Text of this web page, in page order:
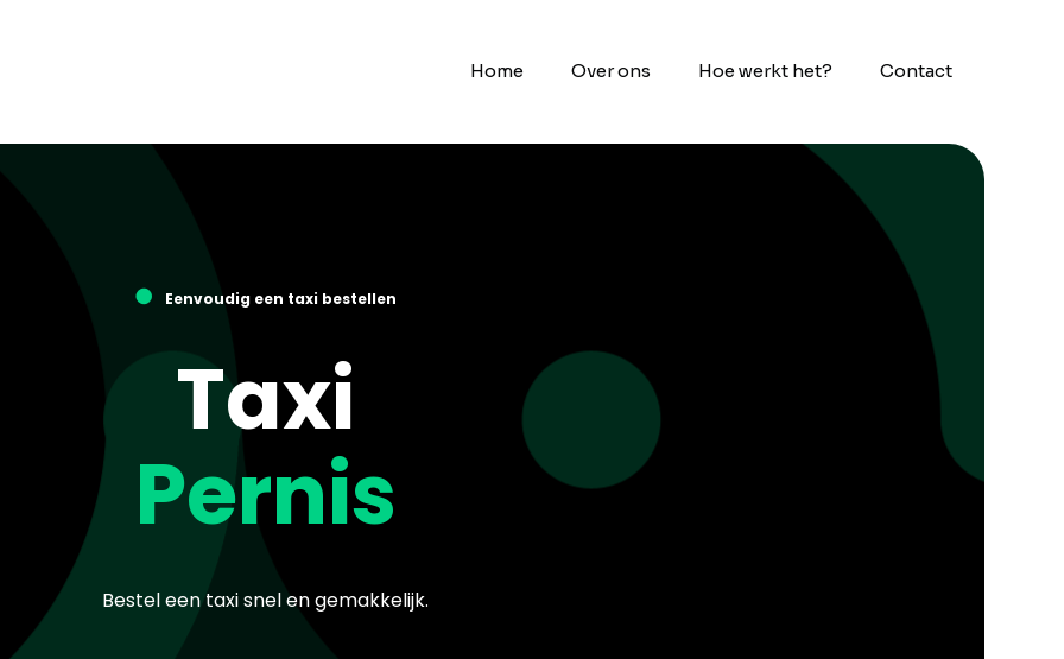
Home Over ons Hoe werkt het? Contact
● Eenvoudig een taxi bestellen
Taxi
Pernis
Bestel een taxi snel en gemakkelijk.